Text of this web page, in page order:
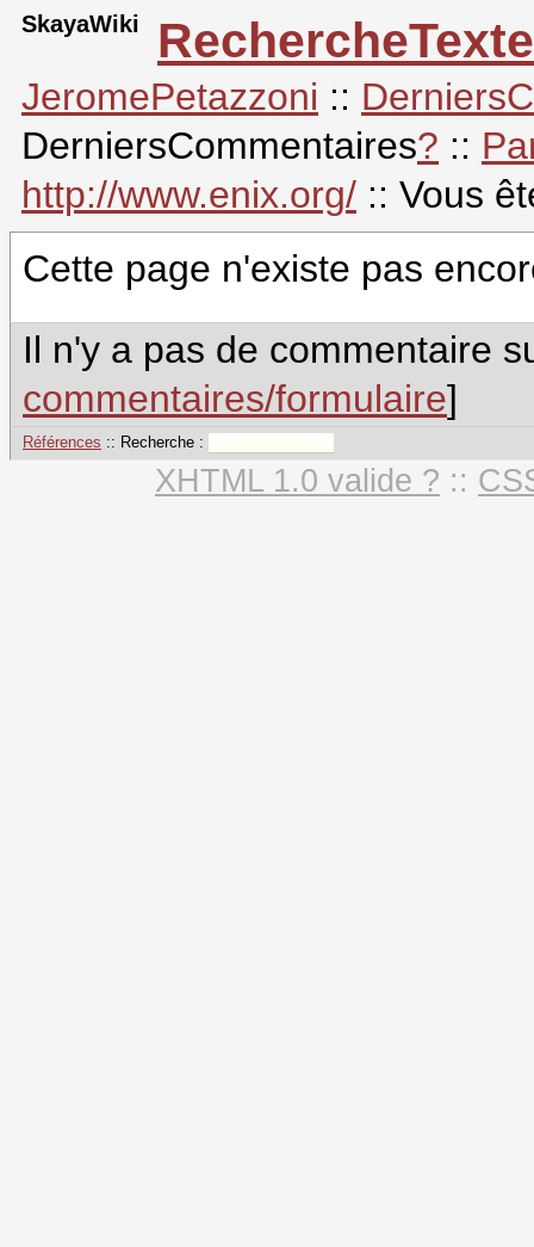
SkayaWiki RechercheTexte
JeromePetazzoni ::
DerniersCommentaires? ::
http://www.enix.org/ :: Vous
Cette page n'existe pas
Il n'y a pas de commentaire
commentaires/formulaire]
Références :: Recherche :
XHTML 1.0 valide ? ::